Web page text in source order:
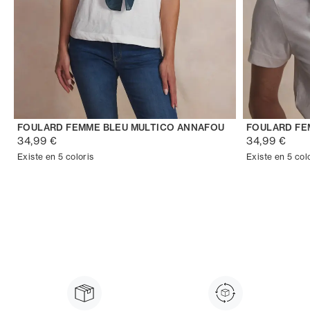
FOULARD FEMME BLEU MULTICO ANNAFOU
34,99 €
Existe en 5 coloris
FOULARD
34,99 €
Existe en 5